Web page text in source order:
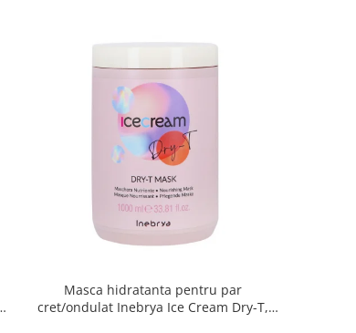
Masca hidratanta pentru par
cret/ondulat Inebrya Ice Cream Dry-T,